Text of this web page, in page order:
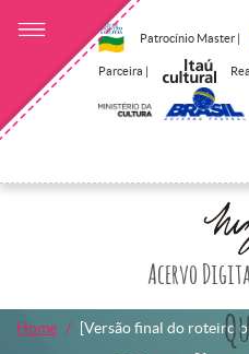
Patrocínio Master |
Parceira |
Acervo
Home [Versão final do roteiro